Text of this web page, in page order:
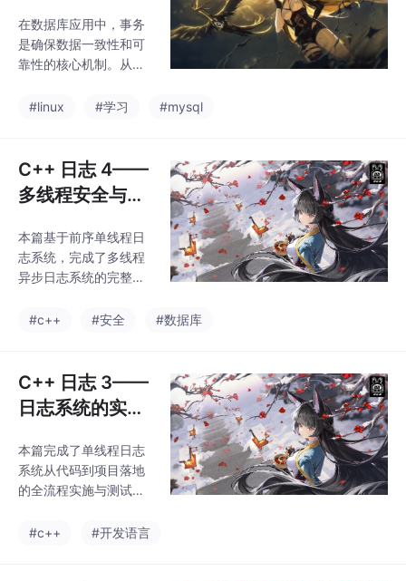
K 后，进入FIN_WAIT_2
状态服务器发送完剩余
数据后，发送 FIN 报文
LAST_ACK状态客户端
在数据库应用中，事务
是确保数据一致性和可
靠性的核心机制。从银
理，从社交媒体互动到
成功，要么全失败" 的
操作都离不开事务的支
持。MySQL 作为最流
一，其 InnoDB 存储引
擎提供了完整的事务支
持，这也是它取代 MyI
要原因之一。截至 202
已突破
#linux #学习 #mysql
C++ 日志 4——
多线程安全与异
本篇基于前序单线程日
志系统，完成了多线程
异步日志系统的完整实
多线程环境下的日志乱
现线程安全；通过“生产
者-消费者”模型实现异
步写入，消除日志写入
升系统性能；实现日志
切割功能，自动管理日
志文件，避免文件过大
接口兼容性，业务代码
#c++ #安全 #数据库
C++ 日志 3——
日志系统的实施
本篇完成了单线程日志
系统从代码到项目落地
的全流程实施与测试规
始化、等级、书写规
#c++ #开发语言